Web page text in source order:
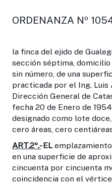
ORDENANZA Nº
la finca del ejido de
sección séptima,
sin número, de una
practicada por el Ing. Luis
Dirección General de
fecha 20 de Enero de
designado como lote
cero áreas, cero
ART.2º.-EL
en una superficie de
cincuenta por cincuenta
coincidencia con el